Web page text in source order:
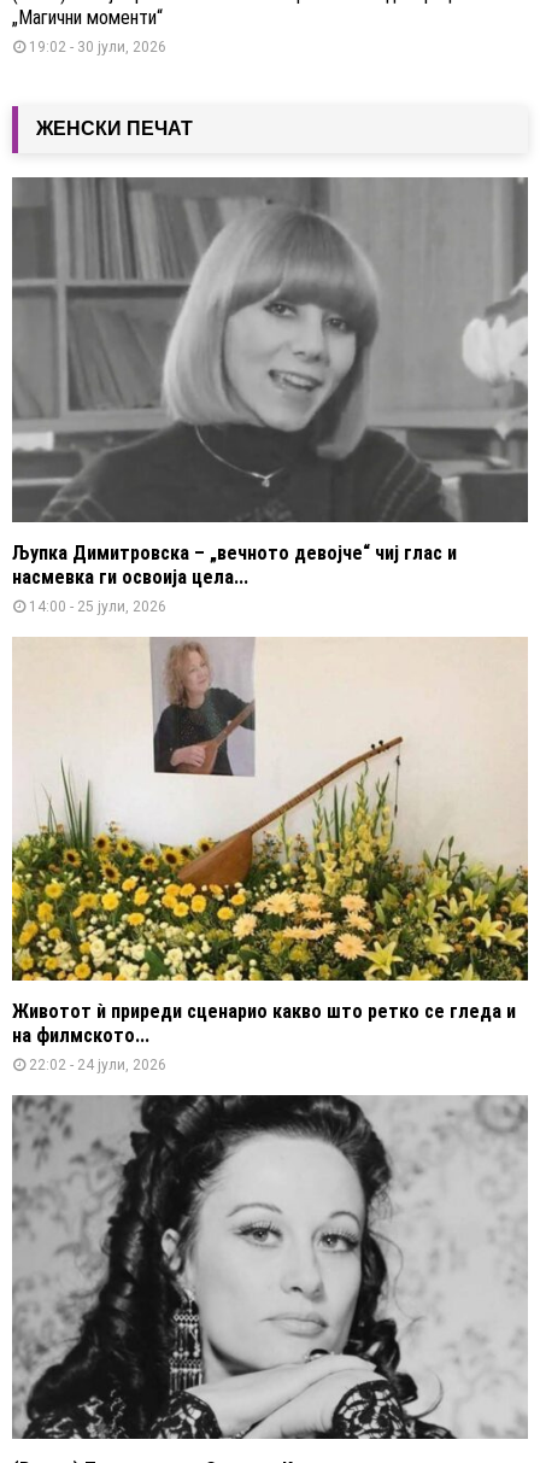
„Магични моменти“
19:02 - 30 јули, 2026
ЖЕНСКИ ПЕЧАТ
Љупка Димитровска – „вечното девојче“ чиј глас и
насмевка ги освоија цела...
14:00 - 25 јули, 2026
Животот ѝ приреди сценарио какво што ретко се гледа и
на филмското...
22:02 - 24 јули, 2026